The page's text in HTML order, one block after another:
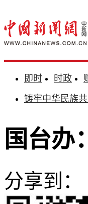
即时 时政
铸牢中华民族
国台办
分享到：